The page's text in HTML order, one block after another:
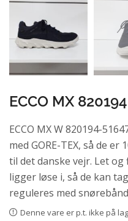
ECCO MX
ECCO MX W 820194-
med GORE-TEX, så de
til det danske vejr. Let og
ligger løse i, så de kan
reguleres med
Denne vare er p.t. ikke på